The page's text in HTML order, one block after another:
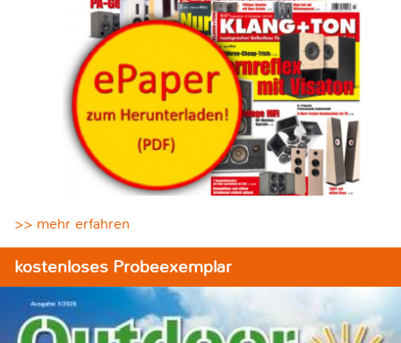
>> mehr erfahren
kostenloses Probeexemplar